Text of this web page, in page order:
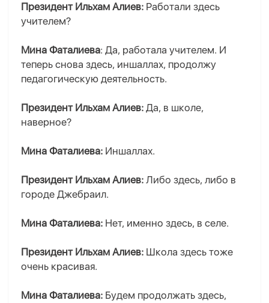
Президент Ильхам Алиев: Работали здесь
учителем?
Мина Фаталиева: Да, работала учителем. И
теперь снова здесь, иншаллах, продолжу
педагогическую деятельность.
Президент Ильхам Алиев: Да, в школе,
наверное?
Мина Фаталиева: Иншаллах.
Президент Ильхам Алиев: Либо здесь, либо в
городе Джебраил.
Мина Фаталиева: Нет, именно здесь, в селе.
Президент Ильхам Алиев: Школа здесь тоже
очень красивая.
Мина Фаталиева: Будем продолжать здесь,